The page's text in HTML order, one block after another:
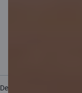
Developers Portal